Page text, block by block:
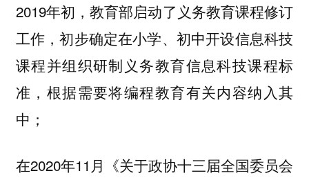
2019年初，教育部启动了义务教育课程修订
工作，初步确定在小学、初中开设信息科技
课程并组织研制义务教育信息科技课程标
准，根据需要将编程教育有关内容纳入其
中；
在2020年11月《关于政协十三届全国委员会